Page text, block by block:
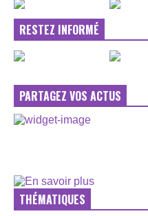
RESTEZ INFORMÉ
PARTAGEZ VOS ACTUS
THÉMATIQUES